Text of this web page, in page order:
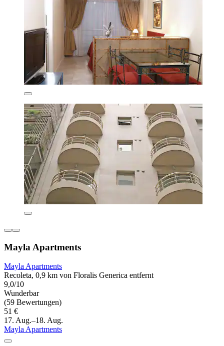
Mayla Apartments
Mayla Apartments
Recoleta, 0,9 km von Floralis Generica entfernt
9,0/10
Wunderbar
(59 Bewertungen)
51 €
17. Aug.–18. Aug.
Mayla Apartments